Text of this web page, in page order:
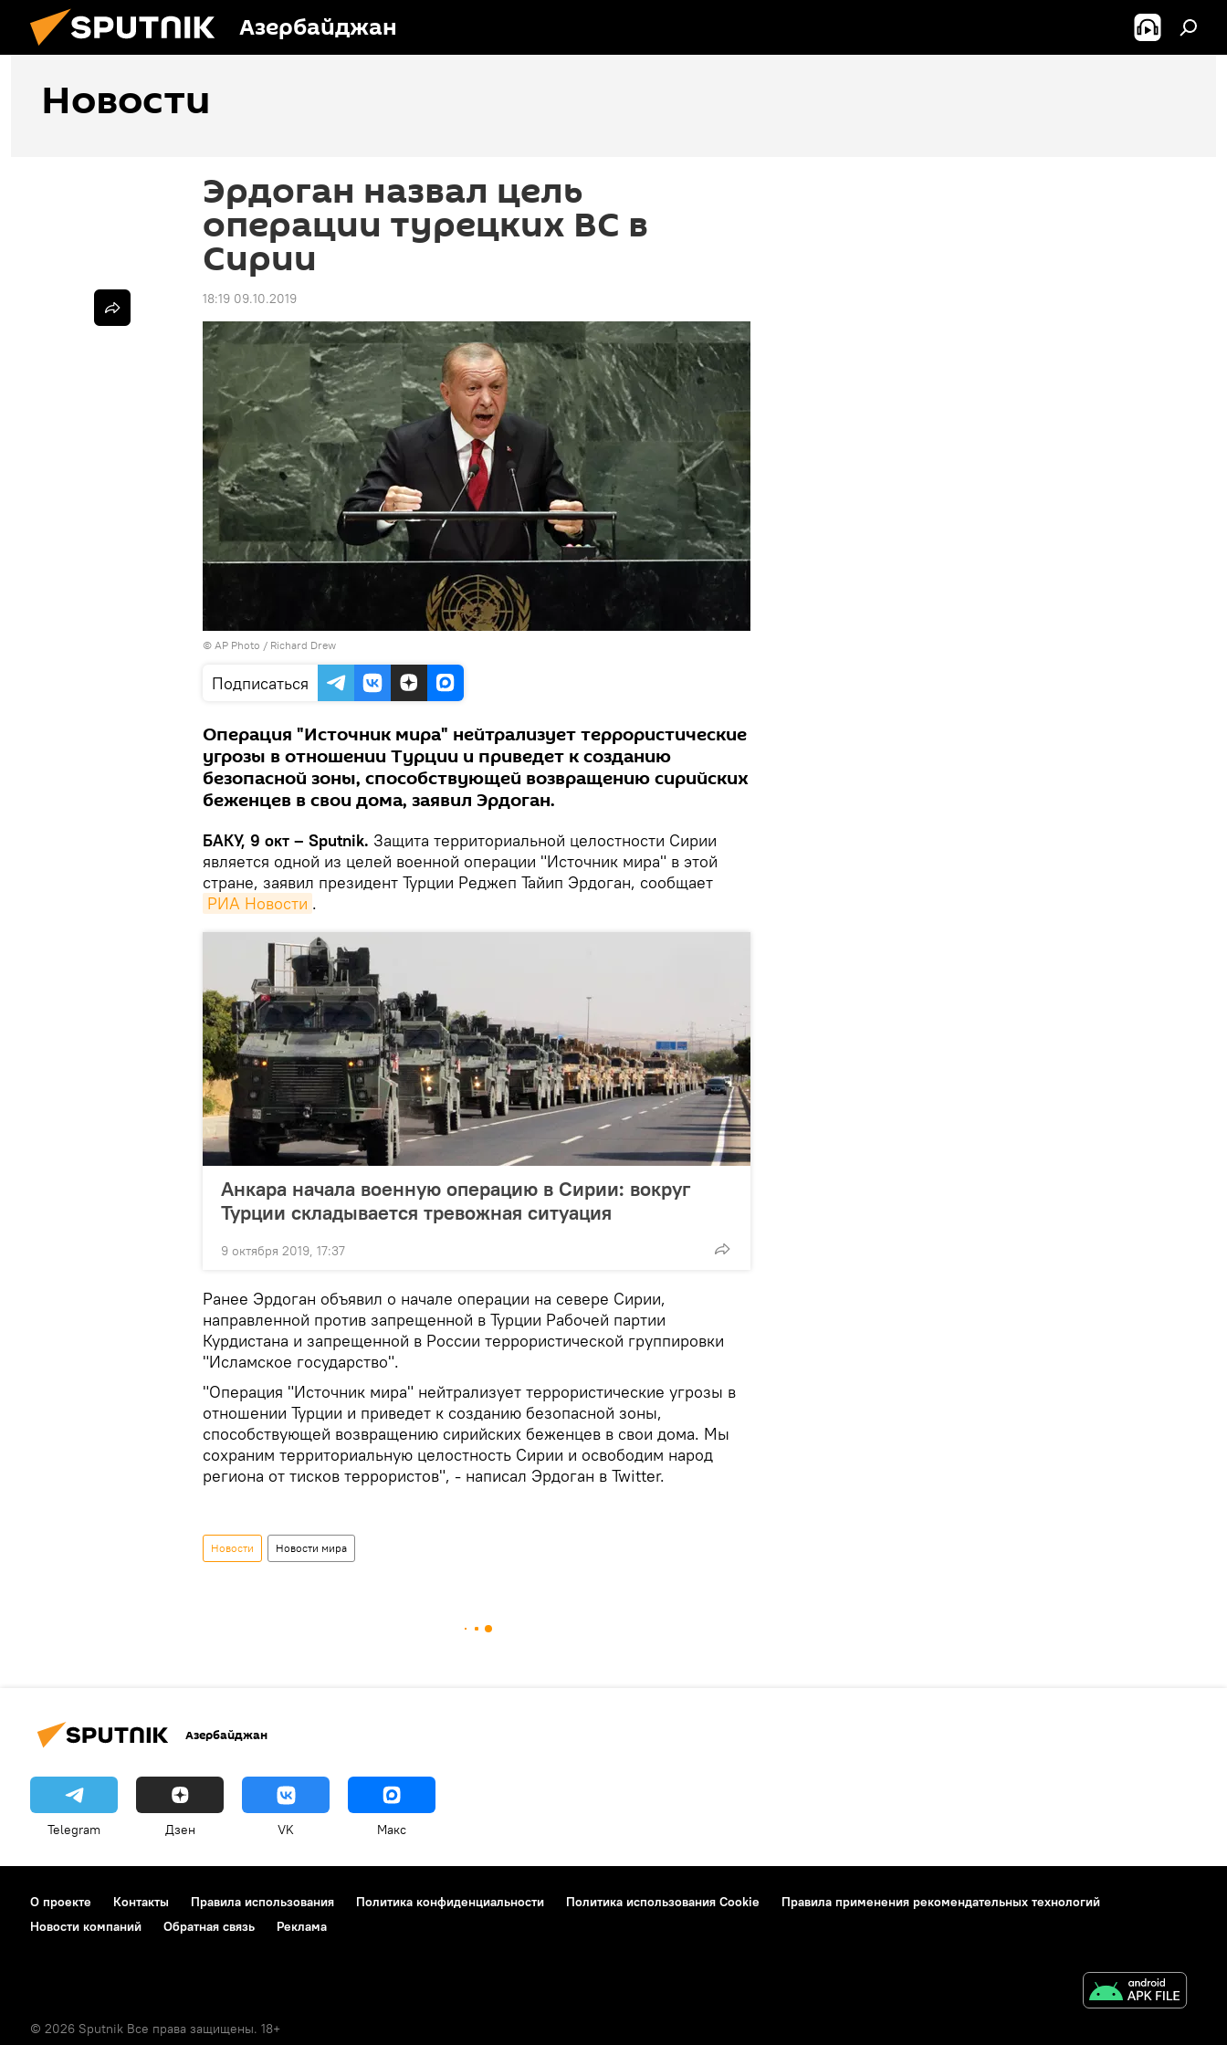
Азербайджан
Новости
Эрдоган назвал цель
операции турецких ВС в
Сирии
18:19 09.10.2019
© AP Photo / Richard Drew
Подписаться
Операция "Источник мира" нейтрализует террористические
угрозы в отношении Турции и приведет к созданию
безопасной зоны, способствующей возвращению сирийских
беженцев в свои дома, заявил Эрдоган.
БАКУ, 9 окт – Sputnik. Защита территориальной целостности Сирии
является одной из целей военной операции "Источник мира" в этой
стране, заявил президент Турции Реджеп Тайип Эрдоган, сообщает
РИА Новости .
Анкара начала военную операцию в Сирии: вокруг
Турции складывается тревожная ситуация
9 октября 2019, 17:37
Ранее Эрдоган объявил о начале операции на севере Сирии,
направленной против запрещенной в Турции Рабочей партии
Курдистана и запрещенной в России террористической группировки
"Исламское государство".
"Операция "Источник мира" нейтрализует террористические угрозы в
отношении Турции и приведет к созданию безопасной зоны,
способствующей возвращению сирийских беженцев в свои дома. Мы
сохраним территориальную целостность Сирии и освободим народ
региона от тисков террористов", - написал Эрдоган в Twitter.
Новости Новости мира
Азербайджан
Telegram Дзен VK Макс
О проекте Контакты Правила использования Политика конфиденциальности Политика использования Cookie
Правила применения рекомендательных технологий
Новости компаний
Обратная связь Реклама
© 2026 Sputnik Все права защищены. 18+